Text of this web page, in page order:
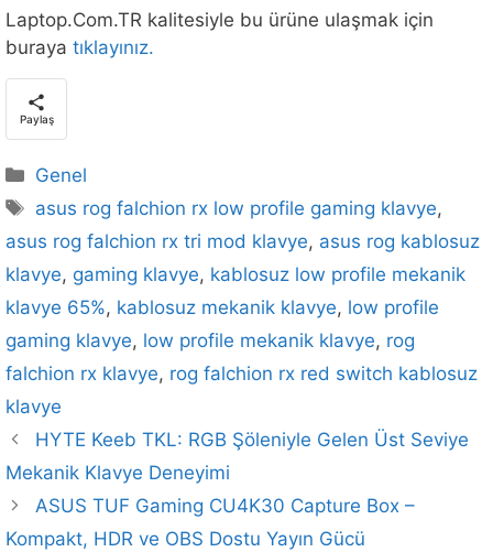
Laptop.Com.TR kalitesiyle bu ürüne ulaşmak için
buraya tıklayınız.
Paylaş
Kategoriler
Genel
Etiketler
asus rog falchion rx low profile gaming klavye,
asus rog falchion rx tri mod klavye, asus rog kablosuz
klavye, gaming klavye, kablosuz low profile mekanik
klavye 65%, kablosuz mekanik klavye, low profile
gaming klavye, low profile mekanik klavye, rog
falchion rx klavye, rog falchion rx red switch kablosuz
klavye
HYTE Keeb TKL: RGB Şöleniyle Gelen Üst Seviye
Mekanik Klavye Deneyimi
ASUS TUF Gaming CU4K30 Capture Box –
Kompakt, HDR ve OBS Dostu Yayın Gücü